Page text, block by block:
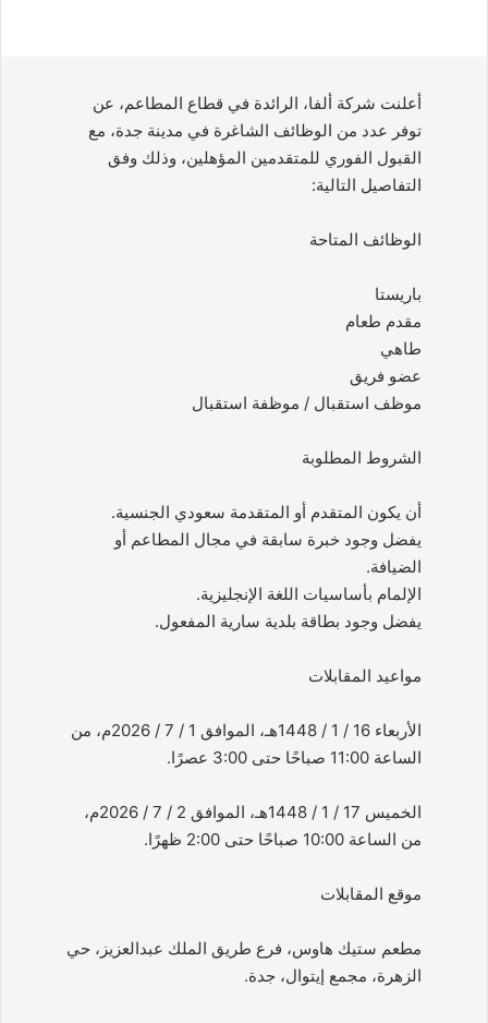
أعلنت شركة ألفا، الرائدة في قطاع المطاعم، عن
توفر عدد من الوظائف الشاغرة في مدينة جدة، مع
القبول الفوري للمتقدمين المؤهلين، وذلك وفق
التفاصيل التالية:
الوظائف المتاحة
باريستا
مقدم طعام
طاهي
عضو فريق
موظف استقبال / موظفة استقبال
الشروط المطلوبة
أن يكون المتقدم أو المتقدمة سعودي الجنسية.
يفضل وجود خبرة سابقة في مجال المطاعم أو
الضيافة.
الإلمام بأساسيات اللغة الإنجليزية.
يفضل وجود بطاقة بلدية سارية المفعول.
مواعيد المقابلات
الأربعاء 16 / 1 / 1448هـ، الموافق 1 / 7 / 2026م، من
الساعة 11:00 صباحًا حتى 3:00 عصرًا.
الخميس 17 / 1 / 1448هـ، الموافق 2 / 7 / 2026م،
من الساعة 10:00 صباحًا حتى 2:00 ظهرًا.
موقع المقابلات
مطعم ستيك هاوس، فرع طريق الملك عبدالعزيز، حي
الزهرة، مجمع إيتوال، جدة.